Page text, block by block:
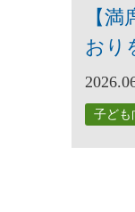
【
おり
子ども